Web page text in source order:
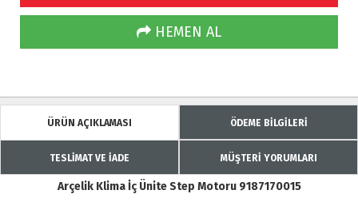
HEMEN AL
ÜRÜN AÇIKLAMASI ÖDEME BİLGİLERİ
TESLİMAT VE İADE MÜŞTERİ YORUMLARI
Arçelik Klima İç Ünite Step Motoru 9187170015